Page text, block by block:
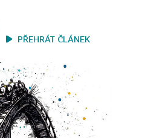
PŘEHRÁT ČLÁNEK